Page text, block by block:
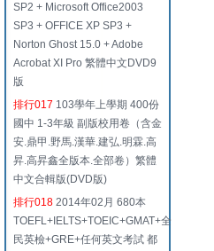
SP2 + Microsoft Office2003
SP3 + OFFICE XP SP3 +
Norton Ghost 15.0 + Adobe
Acrobat XI Pro 繁體中文DVD9
版
排行017 103學年上學期 400份
國中 1-3年級 副版校用卷（含金
安.鼎甲.野馬.漢華.建弘.明霖.高
昇.高昇鑫全版本.全部卷）繁體
中文合輯版(DVD版)
排行018 2014年02月 680本
TOEFL+IELTS+TOEIC+GMAT+全
民英檢+GRE+任何英文考試 都